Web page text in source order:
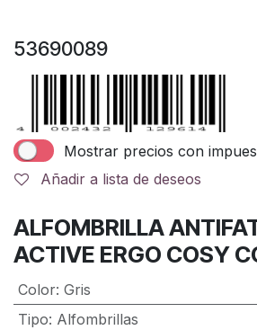
53690089
Mostrar precios con
Añadir a lista de deseos
ALFOMBRILLA
ACTIVE ERGO COSY
Color: Gris
Tipo: Alfombrillas